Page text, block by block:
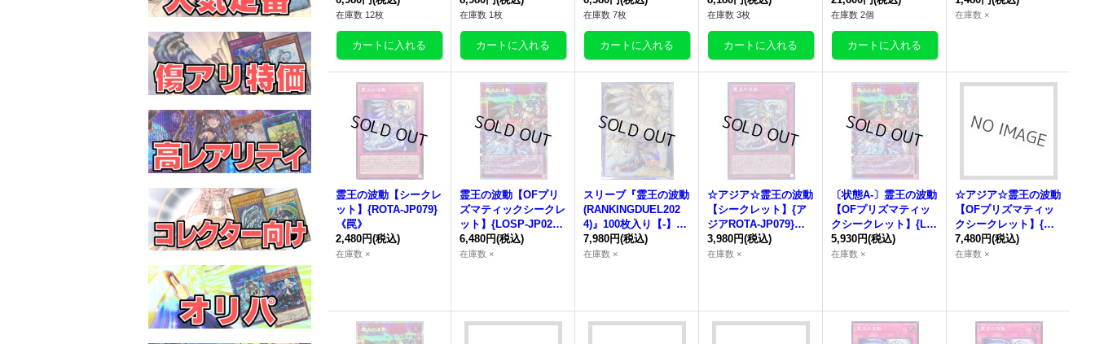
在庫数 12枚
《罠》
在庫数 1枚 在庫数 7枚
-JP079}《罠》
在庫数 3枚 在庫数 2個 在庫数 ×
霊王の波動 【シークレ
ット】{ROTA-JP079}
《罠》
2,480円(税込)
在庫数 ×
霊王の波動 【OFプリ
ズマティックシークレ
ット】{LOSP-JP020}
《罠》
6,480円(税込)
在庫数 ×
スリーブ『霊王の波動
(RANKINGDUEL202
4)』100枚入り【-】{-}
《スリーブ》
7,980円(税込)
在庫数 ×
☆アジア☆霊王の波動
【シークレット】{ア
ジアROTA-JP079}
《罠》
3,980円(税込)
在庫数 ×
〔状態A-〕 霊王の波動
【OFプリズマティッ
クシークレット】{LO
SP-JP020}《罠》
5,930円(税込)
在庫数 ×
☆アジア☆霊王の波動
【OFプリズマティッ
クシークレット】{ア
ジアLOSP-JP020}
《罠》
7,480円(税込)
在庫数 ×